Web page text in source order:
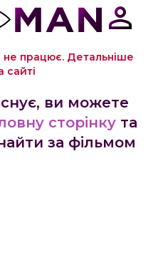
не працює. Детальніше
сайті
ви можете
сторінку та
за фільмом